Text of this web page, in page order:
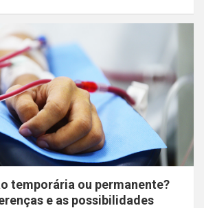
temporária ou permanente?
e as possibilidades